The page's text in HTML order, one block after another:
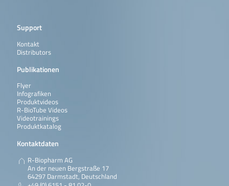
Support
Kontakt
Distributors
Publikationen
Flyer
Infografiken
Produktvideos
R-BioTube Videos
Videotrainings
Produktkatalog
Kontaktdaten
R-Biopharm AG
An der neuen Bergstraße 17
64297 Darmstadt, Deutschland